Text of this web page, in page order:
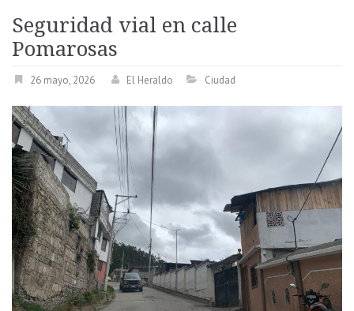
Seguridad vial en calle
Pomarosas
26 mayo, 2026 El Heraldo Ciudad